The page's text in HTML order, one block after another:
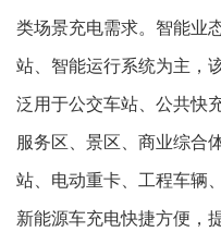
类场景充电需求。智能业
站、智能运行系统为主，
泛用于公交车站、公共快
服务区、景区、商业综合
站、电动重卡、工程车辆
新能源车充电快捷方便，